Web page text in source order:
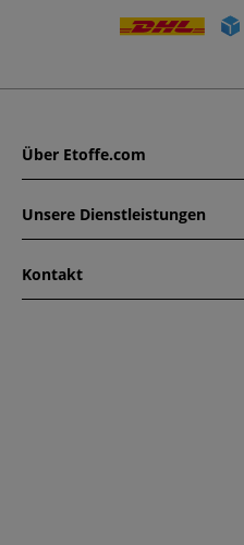
Über Etoffe.com
Unsere Dienstleistungen
Kontakt